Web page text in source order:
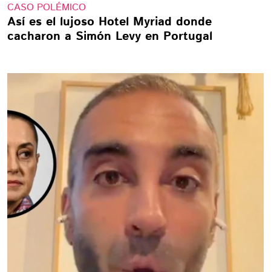
CASO POLÉMICO
Así es el lujoso Hotel Myriad donde
cacharon a Simón Levy en Portugal